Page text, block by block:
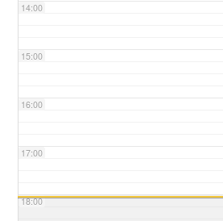
14:00
15:00
16:00
17:00
18:00